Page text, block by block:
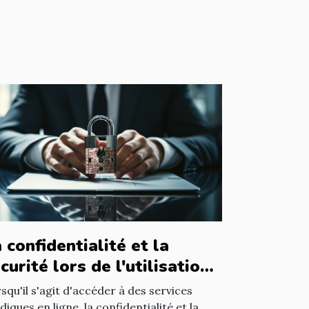
confidentialité et la
lors de l'utilisation
avocat en ligne
s'agit d'accéder à des services